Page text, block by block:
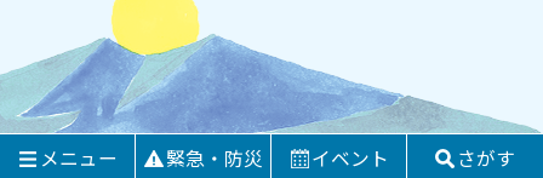
メニュー 緊急・防災 イベント さがす